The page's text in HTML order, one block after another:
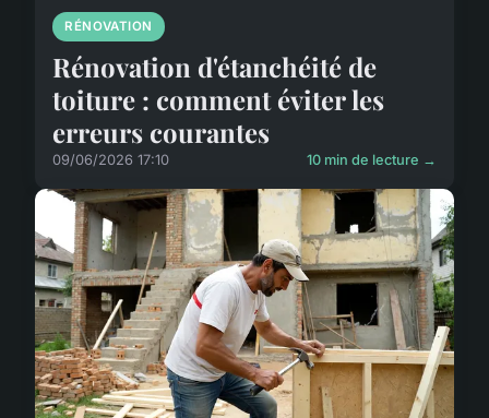
RÉNOVATION
Rénovation d'étanchéité de
toiture : comment éviter les
erreurs courantes
09/06/2026 17:10 10 min de lecture →